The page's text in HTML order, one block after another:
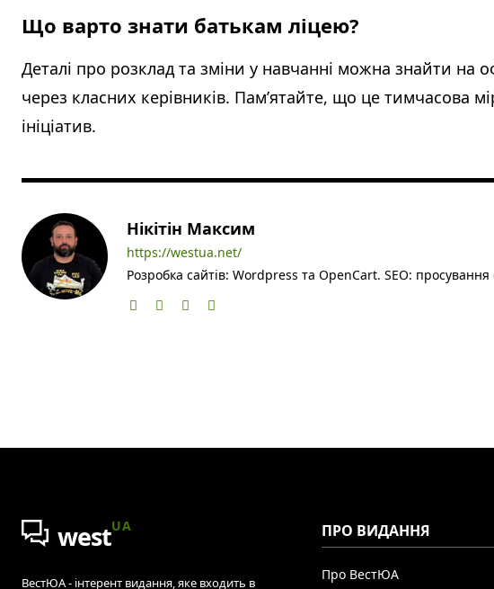
Що варто знати батькам ліцею?
Деталі про розклад та зміни у навчанні можна знайти на
через класних керівників. Пам’ятайте, що це тимчасова
ініціатив.
Нікітін Максим
https://westua.net/
Розробка сайтів: Wordpress та OpenCart. SEO:
westUA
ВестЮА - інтерент видання, яке входить в
ПРО ВИДАННЯ
Про ВестЮА